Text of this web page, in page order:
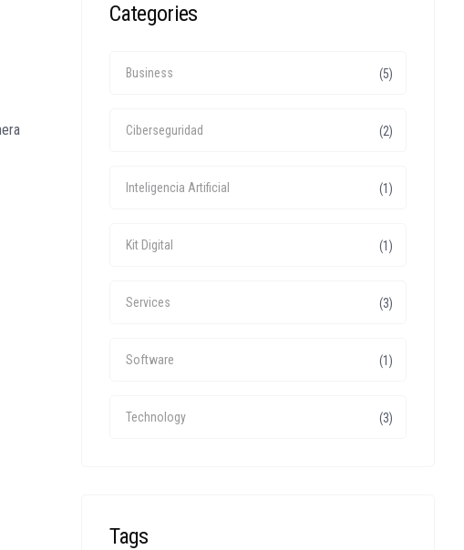
Categories
Business (5)
Ciberseguridad (2)
Inteligencia Artificial (1)
Kit Digital (1)
Services (3)
Software (1)
Technology (3)
Tags